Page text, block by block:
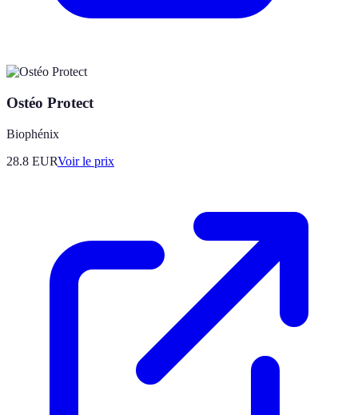
Ostéo Protect
Biophénix
28.8 EURVoir le prix